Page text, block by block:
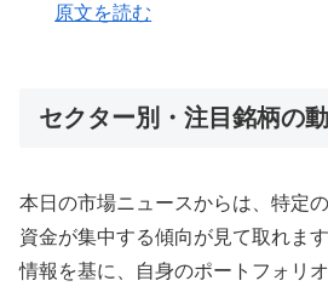
原文を読む
セクター別・注目銘柄の
本日の市場ニュースからは、特定
資金が集中する傾向が見て取れま
情報を基に、自身のポートフォリ